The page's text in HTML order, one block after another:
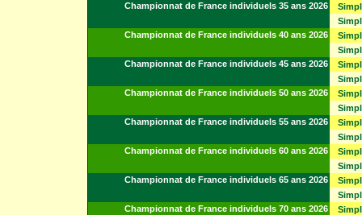
Championnat de France individuels 35 ans 2026
Championnat de France individuels 40 ans 2026
Championnat de France individuels 45 ans 2026
Championnat de France individuels 50 ans 2026
Championnat de France individuels 55 ans 2026
Championnat de France individuels 60 ans 2026
Championnat de France individuels 65 ans 2026
Championnat de France individuels 70 ans 2026